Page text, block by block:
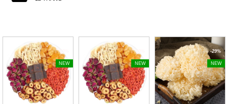
-20%
NEW
-20%
NEW
-29%
NEW